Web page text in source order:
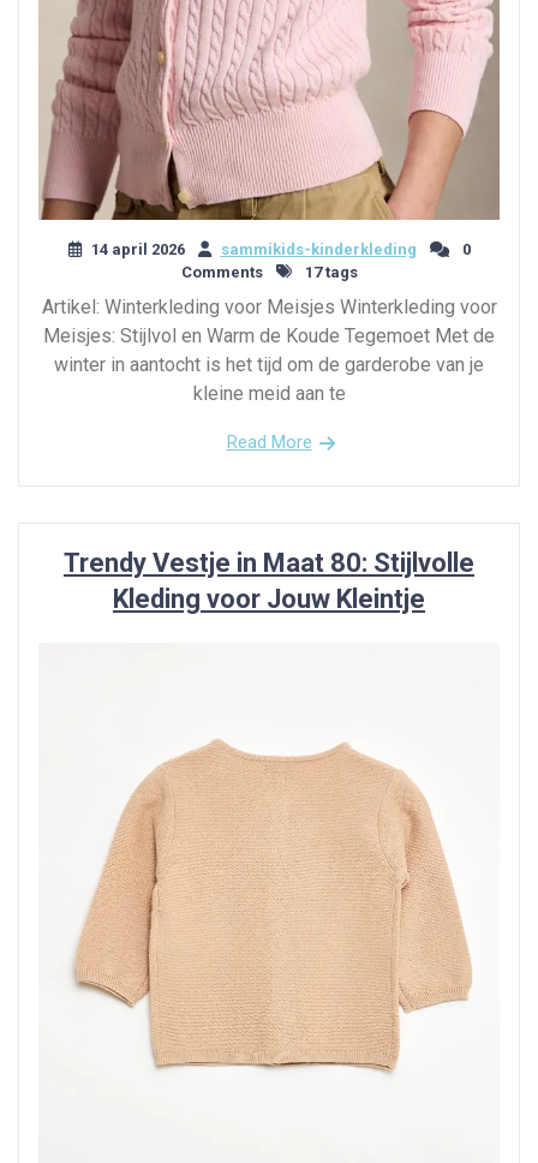
14 april 2026 sammikids-kinderkleding
0
Comments
17 tags
Artikel: Winterkleding voor Meisjes Winterkleding voor
Meisjes: Stijlvol en Warm de Koude Tegemoet Met de
winter in aantocht is het tijd om de garderobe van je
kleine meid aan te
Read More
Trendy Vestje in Maat 80: Stijlvolle
Kleding voor Jouw Kleintje